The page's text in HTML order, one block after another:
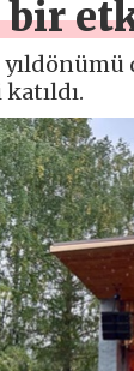
bir